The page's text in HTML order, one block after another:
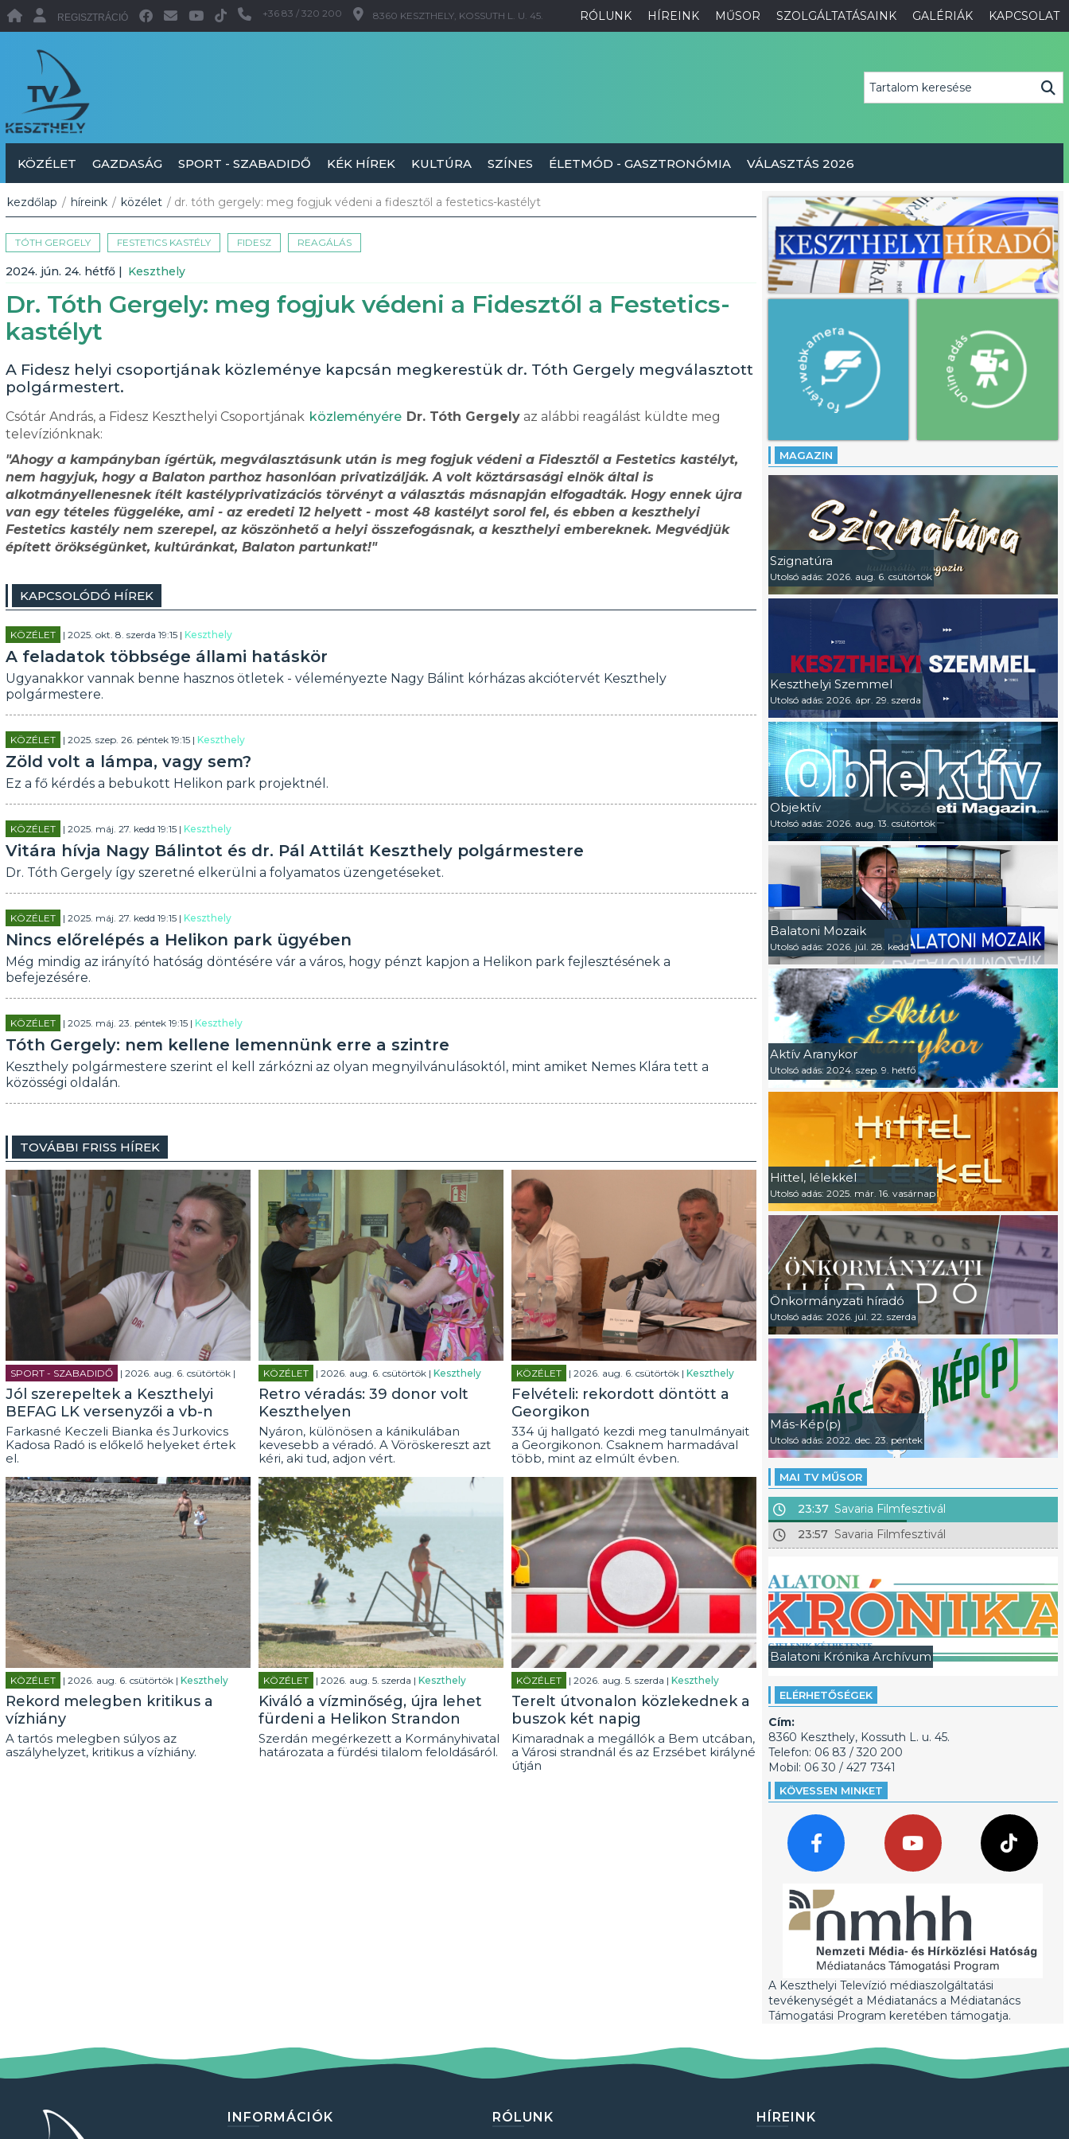
RÓLUNK HÍREINK MŰSOR SZOLGÁLTATÁSAINK GALÉRIÁK KAPCSOLAT
REGISZTRÁCIÓ +36 83 / 320 200 8360 KESZTHELY, KOSSUTH L. U. 45.
KÖZÉLET GAZDASÁG SPORT - SZABADIDŐ KÉK HÍREK KULTÚRA SZÍNES ÉLETMÓD - GASZTRONÓMIA VÁLASZTÁS 2026
kezdőlap / híreink / közélet / dr. tóth gergely: meg fogjuk védeni a fidesztől a festetics-kastélyt
TÓTH GERGELY FESTETICS KASTÉLY FIDESZ REAGÁLÁS
2024. jún. 24. hétfő | Keszthely
Dr. Tóth Gergely: meg fogjuk védeni a Fidesztől a Festetics-
kastélyt
A Fidesz helyi csoportjának közleménye kapcsán megkerestük dr. Tóth Gergely megválasztott
polgármestert.
Csótár András, a Fidesz Keszthelyi Csoportjának közleményére Dr. Tóth Gergelyaz alábbi reagálást küldte meg
televíziónknak:
"Ahogy a kampányban ígértük, megválasztásunk után is meg fogjuk védeni a Fidesztől a Festetics kastélyt,
nem hagyjuk, hogy a Balaton parthoz hasonlóan privatizálják. A volt köztársasági elnök által is
alkotmányellenesnek ítélt kastélyprivatizációs törvényt a választás másnapján elfogadták. Hogy ennek újra
van egy tételes függeléke, ami - az eredeti 12 helyett - most 48 kastélyt sorol fel, és ebben a keszthelyi
Festetics kastély nem szerepel, az köszönhető a helyi összefogásnak, a keszthelyi embereknek. Megvédjük
épített örökségünket, kultúránkat, Balaton partunkat!"
KAPCSOLÓDÓ HÍREK
KÖZÉLET | 2025. okt. 8. szerda 19:15 | Keszthely
A feladatok többsége állami hatáskör
Ugyanakkor vannak benne hasznos ötletek - véleményezte Nagy Bálint kórházas akciótervét Keszthely
polgármestere.
KÖZÉLET | 2025. szep. 26. péntek 19:15 | Keszthely
Zöld volt a lámpa, vagy sem?
Ez a fő kérdés a bebukott Helikon park projektnél.
KÖZÉLET | 2025. máj. 27. kedd 19:15 | Keszthely
Vitára hívja Nagy Bálintot és dr. Pál Attilát Keszthely polgármestere
Dr. Tóth Gergely így szeretné elkerülni a folyamatos üzengetéseket.
KÖZÉLET | 2025. máj. 27. kedd 19:15 | Keszthely
Nincs előrelépés a Helikon park ügyében
Még mindig az irányító hatóság döntésére vár a város, hogy pénzt kapjon a Helikon park fejlesztésének a
befejezésére.
KÖZÉLET | 2025. máj. 23. péntek 19:15 | Keszthely
Tóth Gergely: nem kellene lemennünk erre a szintre
Keszthely polgármestere szerint el kell zárkózni az olyan megnyilvánulásoktól, mint amiket Nemes Klára tett a
közösségi oldalán.
TOVÁBBI FRISS HÍREK
SPORT - SZABADIDŐ | 2026. aug. 6. csütörtök |
Jól szerepeltek a Keszthelyi
BEFAG LK versenyzői a vb-n
Farkasné Keczeli Bianka és Jurkovics
Kadosa Radó is előkelő helyeket értek
el.
KÖZÉLET | 2026. aug. 6. csütörtök | Keszthely
Retro véradás: 39 donor volt
Keszthelyen
Nyáron, különösen a kánikulában
kevesebb a véradó. A Vöröskereszt azt
kéri, aki tud, adjon vért.
KÖZÉLET | 2026. aug. 6. csütörtök | Keszthely
Felvételi: rekordott döntött a
Georgikon
334 új hallgató kezdi meg tanulmányait
a Georgikonon. Csaknem harmadával
több, mint az elmúlt évben.
KÖZÉLET | 2026. aug. 6. csütörtök | Keszthely
Rekord melegben kritikus a
vízhiány
A tartós melegben súlyos az
aszályhelyzet, kritikus a vízhiány.
KÖZÉLET | 2026. aug. 5. szerda | Keszthely
Kiváló a vízminőség, újra lehet
fürdeni a Helikon Strandon
Szerdán megérkezett a Kormányhivatal
határozata a fürdési tilalom feloldásáról.
KÖZÉLET | 2026. aug. 5. szerda | Keszthely
Terelt útvonalon közlekednek a
buszok két napig
Kimaradnak a megállók a Bem utcában,
a Városi strandnál és az Erzsébet királyné
útján
MAGAZIN
Szignatúra
Utolsó adás: 2026. aug. 6. csütörtök
Keszthelyi Szemmel
Utolsó adás: 2026. ápr. 29. szerda
Objektív
Utolsó adás: 2026. aug. 13. csütörtök
Balatoni Mozaik
Utolsó adás: 2026. júl. 28. kedd
Aktív Aranykor
Utolsó adás: 2024. szep. 9. hétfő
Hittel, lélekkel
Utolsó adás: 2025. már. 16. vasárnap
Önkormányzati híradó
Utolsó adás: 2026. júl. 22. szerda
Más-Kép(p)
Utolsó adás: 2022. dec. 23. péntek
MAI TV MŰSOR
23:37 Savaria Filmfesztivál
23:57 Savaria Filmfesztivál
Balatoni Krónika Archívum
ELÉRHETŐSÉGEK
Cím:
8360 Keszthely, Kossuth L. u. 45.
Telefon: 06 83 / 320 200
Mobil: 06 30 / 427 7341
KÖVESSEN MINKET
A Keszthelyi Televízió médiaszolgáltatási
tevékenységét a Médiatanács a Médiatanács
Támogatási Program keretében támogatja.
INFORMÁCIÓK RÓLUNK HÍREINK